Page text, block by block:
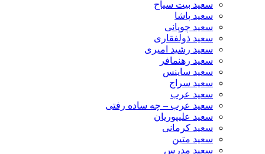
سعید بیت سیاح
سعید پاشا
سعید چوپانی
سعید ذولفقاری
سعید رشید امیری
سعید رهنمافر
سعید ساینس
سعید سراج
سعید عرب
سعید عرب – چه ساده رفتی
سعید علیپوریان
سعید کرمانی
سعید متین
سعید مدرس